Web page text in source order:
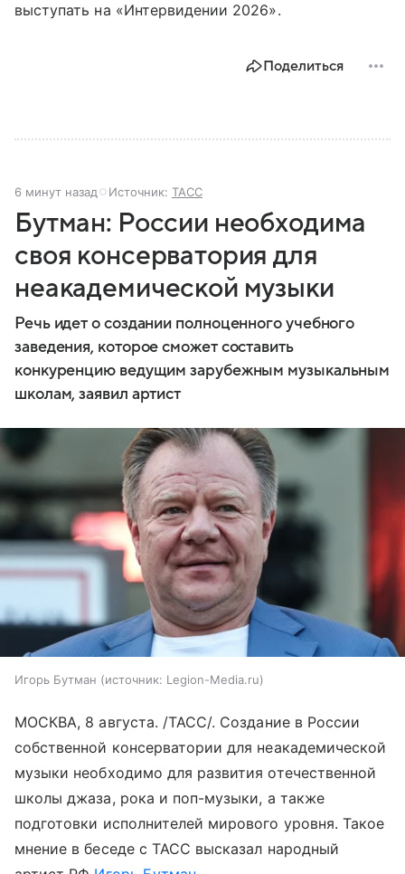
выступать на «Интервидении 2026».
Поделиться
6 минут назад Источник: ТАСС
Бутман: России необходима
своя консерватория для
неакадемической музыки
Речь идет о создании полноценного учебного
заведения, которое сможет составить
конкуренцию ведущим зарубежным музыкальным
школам, заявил артист
Игорь Бутман источник: Legion-Media.ru
МОСКВА, 8 августа. /ТАСС/. Создание в России
собственной консерватории для неакадемической
музыки необходимо для развития отечественной
школы джаза, рока и поп-музыки, а также
подготовки исполнителей мирового уровня. Такое
мнение в беседе с ТАСС высказал народный